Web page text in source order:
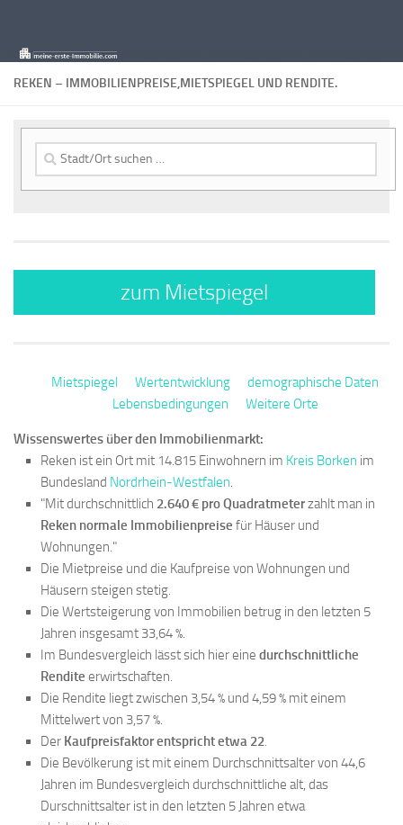
REKEN – IMMOBILIENPREISE,MIETSPIEGEL UND RENDITE.
nach:
zum Mietspiegel
Mietspiegel Wertentwicklung
demographische Daten
Lebensbedingungen
Weitere Orte
Wissenswertes über den Immobilienmarkt:
Reken ist ein Ort mit 14.815 Einwohnern im Kreis Borken im
Bundesland Nordrhein-Westfalen.
"Mit durchschnittlich 2.640 € pro Quadratmeterzahlt man in
Reken normale Immobilienpreise für Häuser und
Wohnungen."
Die Mietpreise und die Kaufpreise von Wohnungen und
Häusern steigen stetig.
Die Wertsteigerung von Immobilien betrug in den letzten 5
Jahren insgesamt 33,64 %.
Im Bundesvergleich lässt sich hier eine durchschnittliche
Rendite erwirtschaften.
Die Rendite liegt zwischen 3,54 % und 4,59 % mit einem
Mittelwert von 3,57 %.
Der Kaufpreisfaktor entspricht etwa 22.
Die Bevölkerung ist mit einem Durchschnittsalter von 44,6
Jahren im Bundesvergleich durchschnittliche alt, das
Durschnittsalter ist in den letzten 5 Jahren etwa